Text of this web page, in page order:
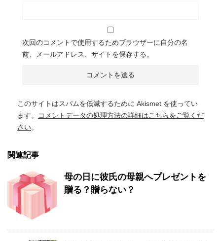
次回のコメントで使用するためブラウザーに自分の名
前、メールアドレス、サイトを保存する。
このサイトはスパムを低減するために Akismet を使ってい
ます。
コメントデータの処理方法の詳細はこちらをご覧くだ
さい。
関連記事
母の日に彼氏の母親へプレゼントを
贈る？贈らない？